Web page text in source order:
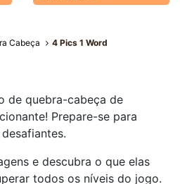
Cabeça 4 Pics 1 Word
de quebra-cabeça de
Prepare-se para
e descubra o que elas
todos os níveis do jogo.